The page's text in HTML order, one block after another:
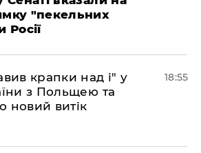
"пекельних
Росії
крапки над і" у
з Польщею та
новий витік
18:55